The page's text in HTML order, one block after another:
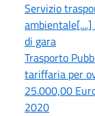
Servizio
di gara
Trasporto
tariffaria per
25.000,00
2020